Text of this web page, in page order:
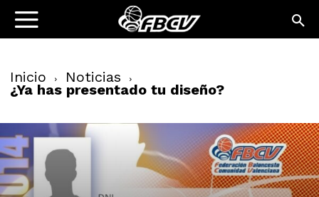
Inicio Noticias
¿Ya has presentado tu diseño?